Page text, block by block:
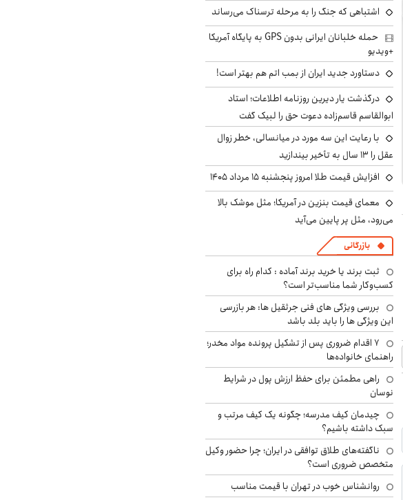
اشتباهی که جنگ را به مرحله ترسناک می‌رساند
حمله خلبانان ایرانی بدون GPS به پایگاه آمریکا
+ویدیو
دستاورد جدید ایران از بمب اتم هم بهتر است!
درگذشت یار دیرین روزنامه اطلاعات؛ استاد
ابوالقاسم قاسم‌زاده دعوت حق را لبیک گفت
با رعایت این سه مورد در میانسالی، خطر زوال
عقل را ۱۳ سال به تأخیر بیندازید
افزایش قیمت طلا امروز پنجشنبه ۱۵ مرداد ۱۴۰۵
معمای قیمت بنزین در آمریکا؛ مثل موشک بالا
می‌رود، مثل پر پایین می‌آید
بازرگانی
ثبت برند یا خرید برند آماده : کدام راه برای
کسب‌وکار شما مناسب‌تر است؟
بررسی ویژگی های فنی جرثقیل ها: هر بازرسی
این ویژگی ها را باید بلد باشد
۷ اقدام ضروری پس از تشکیل پرونده مواد مخدر؛
راهنمای خانواده‌ها
راهی مطمئن برای حفظ ارزش پول در شرایط
نوسان
چیدمان کیف مدرسه؛ چگونه یک کیف مرتب و
سبک داشته باشیم؟
ناگفته‌های طلاق توافقی در ایران؛ چرا حضور وکیل
متخصص ضروری است؟
روانشناس خوب در تهران با قیمت مناسب